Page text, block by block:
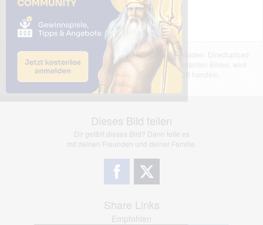
Das dargestellte Bild wurde von einem Nutzer hochgeladen. Directupload
übernimmt keinerlei Haftung für den Inhalt des dargestellten Bildes, wird
jedoch bei Verstößen nach §2(3) unserer AGB handeln.
Dieses Bild teilen
Dir gefällt dieses Bild? Dann teile es
mit deinen Freunden und deiner Familie.
Share Links
Empfohlen